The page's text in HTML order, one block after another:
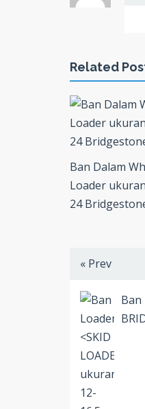
Related
Ban Dalam
Loader
24
« Prev
Ban